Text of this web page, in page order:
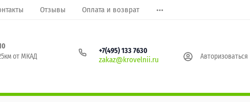
Отзывы Оплата и возврат
от МКАД
+7(495) 133 7630
zakaz@krovelnii.ru Авторизоваться